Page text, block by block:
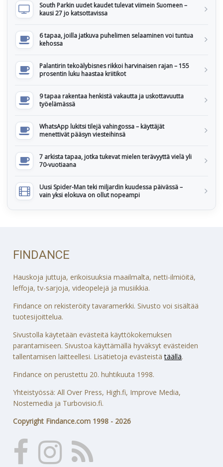
South Parkin uudet kaudet tulevat viimein Suomeen –
kausi 27 jo katsottavissa
6 tapaa, joilla jatkuva puhelimen selaaminen voi tuntua
kehossa
Palantirin tekoälybisnes rikkoi harvinaisen rajan – 155
prosentin luku haastaa kriitikot
9 tapaa rakentaa henkistä vakautta ja uskottavuutta
työelämässä
WhatsApp lukitsi tilejä vahingossa – käyttäjät
menettivät pääsyn viesteihinsä
7 arkista tapaa, jotka tukevat mielen terävyyttä vielä yli
70-vuotiaana
Uusi Spider-Man teki miljardin kuudessa päivässä –
vain yksi elokuva on ollut nopeampi
FINDANCE
Hauskoja juttuja, erikoisuuksia maailmalta, netti-ilmiöitä,
leffoja, tv-sarjoja, videopelejä ja musiikkia.
Findance on rekisteröity tavaramerkki. Sivusto voi sisältää
tuotesijoittelua.
Sivustolla käytetään evästeitä käyttökokemuksen
parantamiseen. Sivustoa käyttämällä hyväksyt evästeiden
tallentamisen laitteellesi. Lisätietoja evästeistätäällä.
Findance on perustettu 20. huhtikuuta 1998.
Yhteistyössä: All Over Press, High.fi, Improve Media,
Nostemedia ja Turbovisio.fi.
Copyright Findance.com 1998 - 2026